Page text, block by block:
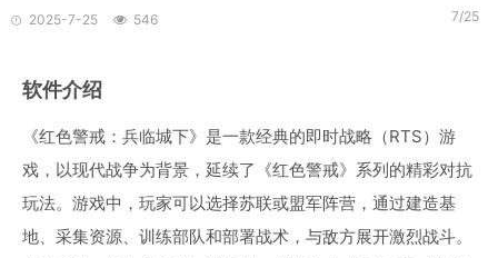
2025-7-25 546 7/25
软件介绍
《红色警戒：兵临城下》是一款经典的即时战略（RTS）游
戏，以现代战争为背景，延续了《红色警戒》系列的精彩对抗
玩法。游戏中，玩家可以选择苏联或盟军阵营，通过建造基
地、采集资源、训练部队和部署战术，与敌方展开激烈战斗。